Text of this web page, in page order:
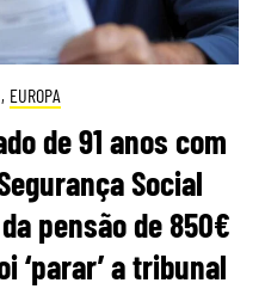
, EUROPA
de 91 anos com
Social
pensão de 850€
‘parar’ a tribunal